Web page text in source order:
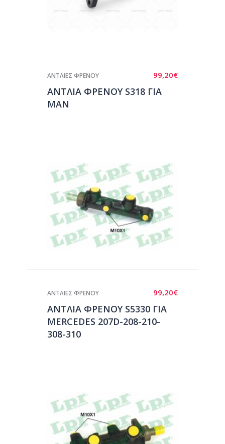
99,20€
ΑΝΤΛΙΕΣ ΦΡΕΝΟΥ
ΑΝΤΛΙΑ ΦΡΕΝΟΥ S318 ΓΙΑ
ΜΑΝ
99,20€
ΑΝΤΛΙΕΣ ΦΡΕΝΟΥ
ΑΝΤΛΙΑ ΦΡΕΝΟΥ S5330 ΓΙΑ
MERCEDES 207D-208-210-
308-310